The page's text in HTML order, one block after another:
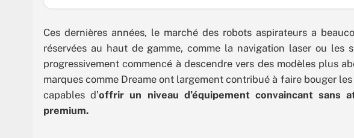
Ces dernières années, le marché des robots aspirateurs a
réservées au haut de gamme, comme la navigation laser ou les
progressivement commencé à descendre vers des modèles plus
marques comme Dreame ont largement contribué à faire bouger
capables d’offrir un niveau d’équipement convaincant sans
premium.